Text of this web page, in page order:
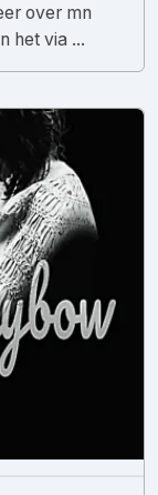
over mn
het via ...